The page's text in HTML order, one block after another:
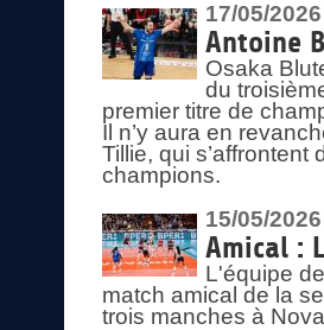
17/05/2026
Antoine
Osaka
du
premier titre de
Il n’y aura en
Tillie, qui
champions.
15/05/2026
Amical :
L'équipe
match amical de la
trois manches à